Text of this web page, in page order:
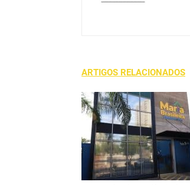
ARTIGOS RELACIONADOS